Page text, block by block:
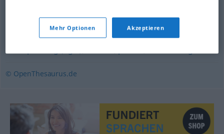
gewöhnlich,handelsüblich (fig.),normal,schlicht
einfach,durchschnittlich schnöde alltäglich
© OpenThesaurus.de
Mehr Optionen Akzeptieren